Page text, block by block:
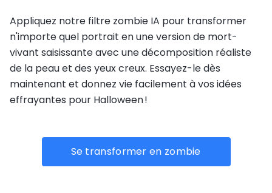
Appliquez notre filtre zombie IA pour transformer
n'importe quel portrait en une version de mort-
vivant saisissante avec une décomposition réaliste
de la peau et des yeux creux. Essayez-le dès
maintenant et donnez vie facilement à vos idées
effrayantes pour Halloween !
Se transformer en zombie